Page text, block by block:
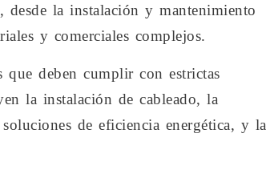
desde la instalación y mantenimiento
y comerciales complejos.
que deben cumplir con estrictas
la instalación de cableado, la
de eficiencia energética, y la